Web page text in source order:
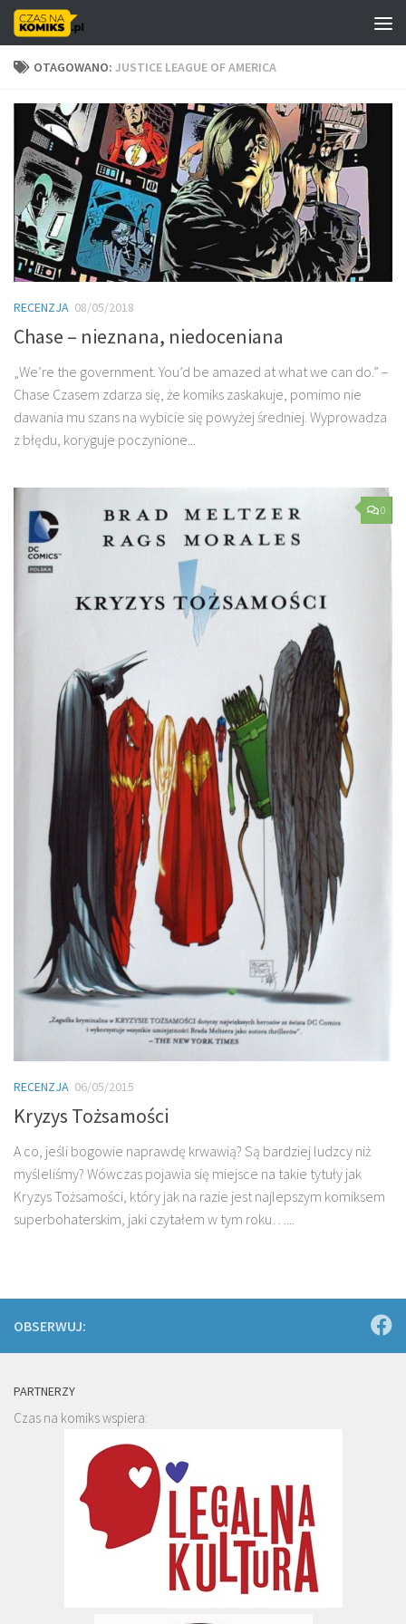
Skip to content
OTAGOWANO: JUSTICE LEAGUE OF AMERICA
RECENZJA 08/05/2018
Chase – nieznana, niedoceniana
„We’re the government. You’d be amazed at what we can do.” –
Chase Czasem zdarza się, że komiks zaskakuje, pomimo nie
dawania mu szans na wybicie się powyżej średniej. Wyprowadza
z błędu, koryguje poczynione...
0
RECENZJA 06/05/2015
Kryzys Tożsamości
A co, jeśli bogowie naprawdę krwawią? Są bardziej ludzcy niż
myśleliśmy? Wówczas pojawia się miejsce na takie tytuły jak
Kryzys Tożsamości, który jak na razie jest najlepszym komiksem
superbohaterskim, jaki czytałem w tym roku…...
OBSERWUJ:
PARTNERZY
Czas na komiks wspiera: